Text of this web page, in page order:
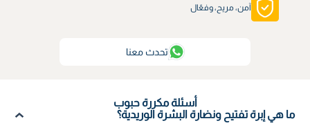
آمن، مريح، وفعّال
تحدث معنا
أسئلة مكررة حبوب
ما هي إبرة تفتيح ونضارة البشرة الوريدية؟